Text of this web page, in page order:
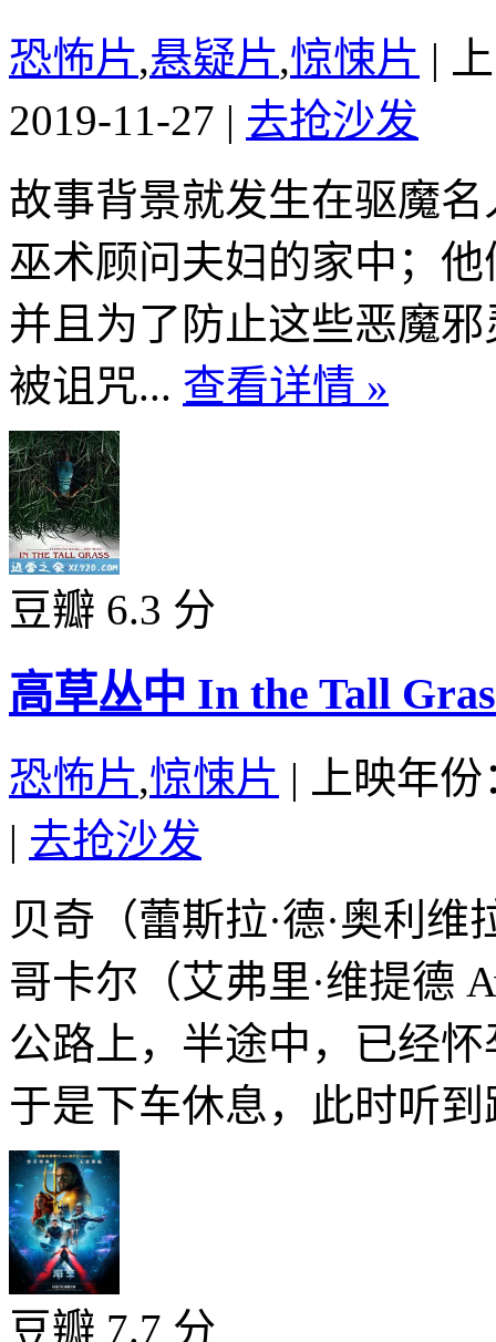
恐怖片,悬疑片,惊悚片 |
2019-11-27 | 去抢沙发
故事背景就发生在驱魔
巫术顾问夫妇的家中；
并且为了防止这些恶魔
被诅咒... 查看详情 »
豆瓣 6.3 分
高草丛中 In the Tall
恐怖片,惊悚片 |
上映年
| 去抢沙发
贝奇（蕾斯拉·德·奥利维
哥卡尔（艾弗里·维提德
公路上，半途中，已经
于是下车休息，此时听
豆瓣 7.7 分